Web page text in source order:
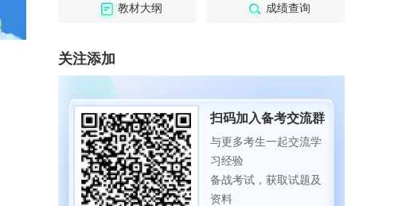
教材大纲 成绩查询
关注添加
扫码加入备考交流群
与更多考生一起交流学
习经验
备战考试，获取试题及
资料